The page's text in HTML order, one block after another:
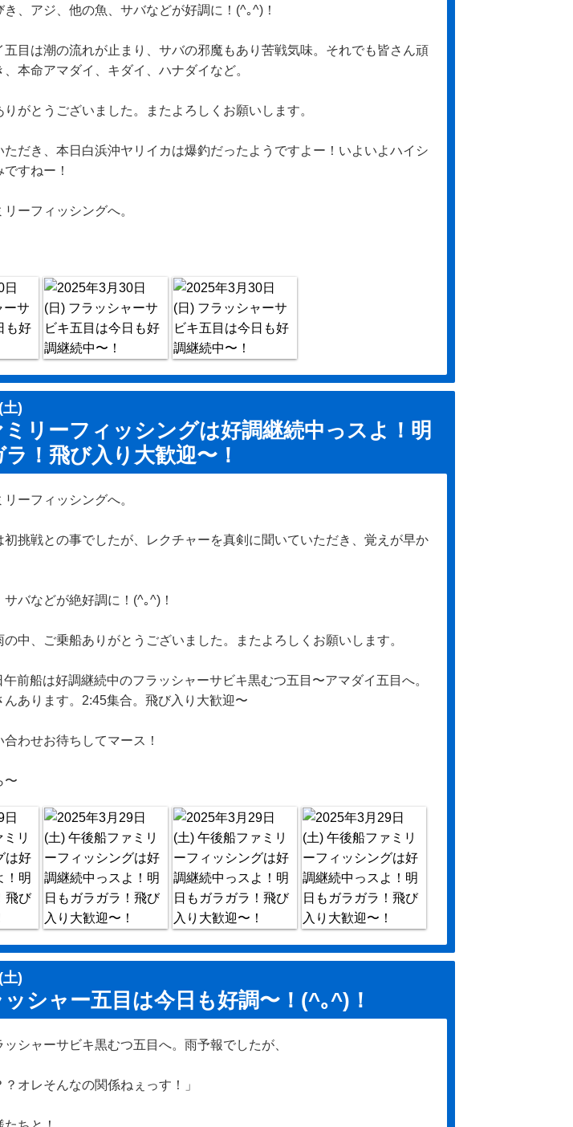
、アジ、他の魚、サバなどが好調に！(^｡^)！
五目は潮の流れが止まり、サバの邪魔もあり苦戦気味。それでも皆さん頑
本命アマダイ、キダイ、ハナダイなど。
がとうございました。またよろしくお願いします。
ただき、本日白浜沖ヤリイカは爆釣だったようですよー！いよいよハイシ
すねー！
ーフィッシングへ。
)
リーフィッシングは好調継続中っスよ！明
！飛び入り大歓迎〜！
ーフィッシングへ。
初挑戦との事でしたが、レクチャーを真剣に聞いていただき、覚えが早か
バなどが絶好調に！(^｡^)！
中、ご乗船ありがとうございました。またよろしくお願いします。
前船は好調継続中のフラッシャーサビキ黒むつ五目〜アマダイ五目へ。
んあります。2:45集合。飛び入り大歓迎〜
わせお待ちしてマース！
〜
)
シャー五目は今日も好調〜！(^｡^)！
シャーサビキ黒むつ五目へ。雨予報でしたが、
？オレそんなの関係ねぇっす！」